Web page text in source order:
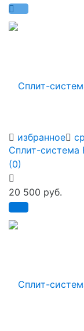
избранное
Сплит-система
(0)
20 500 руб.